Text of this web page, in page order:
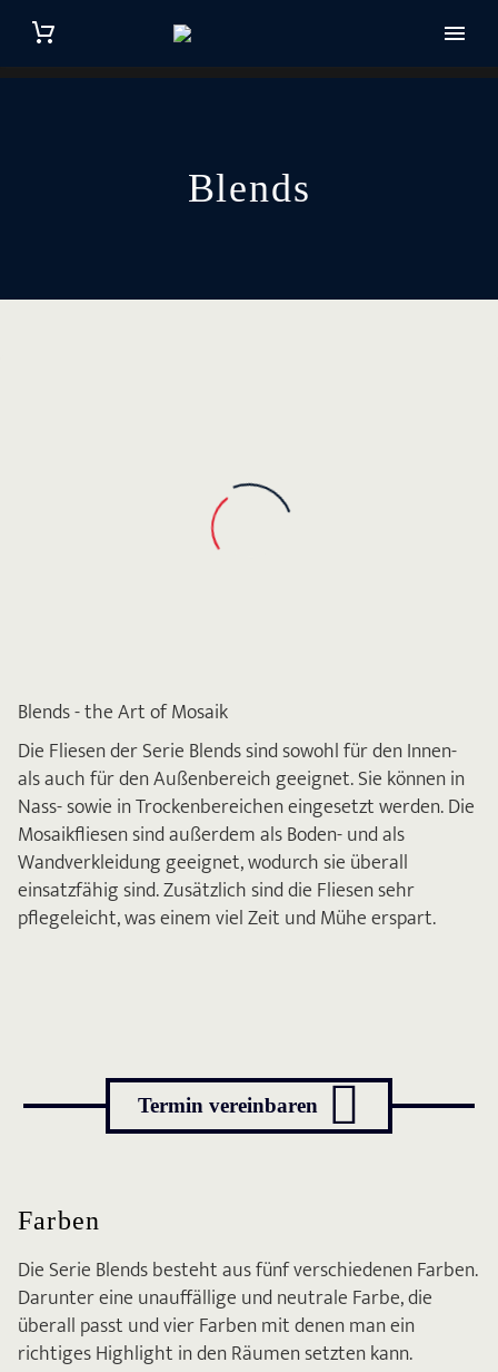
Blends
Blends - the Art of Mosaik
Die Fliesen der Serie Blends sind sowohl für den Innen-
als auch für den Außenbereich geeignet. Sie können in
Nass- sowie in Trockenbereichen eingesetzt werden. Die
Mosaikfliesen sind außerdem als Boden- und als
Wandverkleidung geeignet, wodurch sie überall
einsatzfähig sind. Zusätzlich sind die Fliesen sehr
pflegeleicht, was einem viel Zeit und Mühe erspart.
Termin vereinbaren 
Farben
Die Serie Blends besteht aus fünf verschiedenen Farben.
Darunter eine unauffällige und neutrale Farbe, die
überall passt und vier Farben mit denen man ein
richtiges Highlight in den Räumen setzten kann.